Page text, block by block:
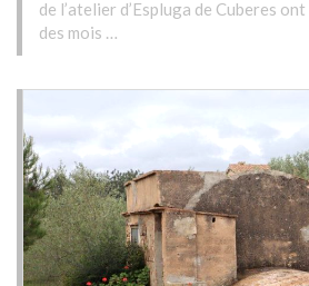
de l’atelier d’Espluga de Cuberes
des mois …